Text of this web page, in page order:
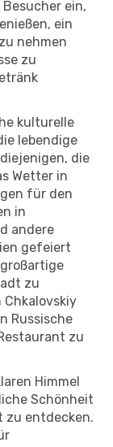
ein,
ein
nehmen
zu
kulturelle
lebendige
die
Wetter in
für den
in
andere
gefeiert
zu
Russische
zu
Himmel
Schönheit
zu entdecken.